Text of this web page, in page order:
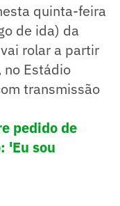
quinta-feira
de ida) da
rolar a partir
Estádio
transmissão
pedido de
'Eu sou